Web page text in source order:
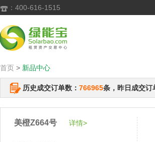
 ：400-616-1515
首页 > 新品中心
历史成交订单数： 766965条，昨日成交订
美橙Z664号 详情>